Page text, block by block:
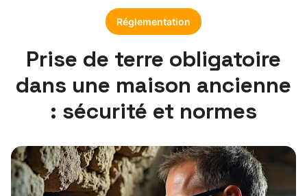
Réglementation
Prise de terre obligatoire
dans une maison ancienne
: sécurité et normes